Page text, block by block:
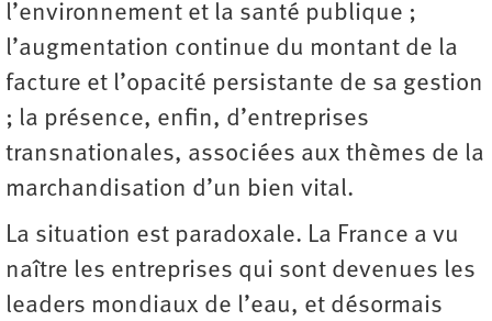
l’environnement et la santé publique ;
l’augmentation continue du montant de la
facture et l’opacité persistante de sa gestion
; la présence, enfin, d’entreprises
transnationales, associées aux thèmes de la
marchandisation d’un bien vital.
La situation est paradoxale. La France a vu
naître les entreprises qui sont devenues les
leaders mondiaux de l’eau, et désormais